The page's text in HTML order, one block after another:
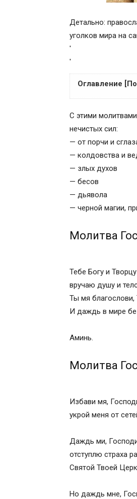
Детально:
уголков мира на
'
'
Оглавление
Молитва
Иисусу
Молитва
Ангелу-
Сильная
Защитная
Молитва
Молитва
Молитва для
Когда
Молитва для
Как защитить
Как защитить
Молитва о
МОЛИТВЫ
Молитва от
МирТесен
С этими
нечистых сил:
— от порчи и
— колдовства и
— злых духов
— бесов
— дьявола
— черной магии,
Молитва
Тебе Богу и
вручаю душу и
Ты мя благослови,
И даждь в мире
Аминь.
Молитва
Избави мя,
укрой меня от
Даждь ми,
отступлю страха
Святой Твоей
Но даждь мне,